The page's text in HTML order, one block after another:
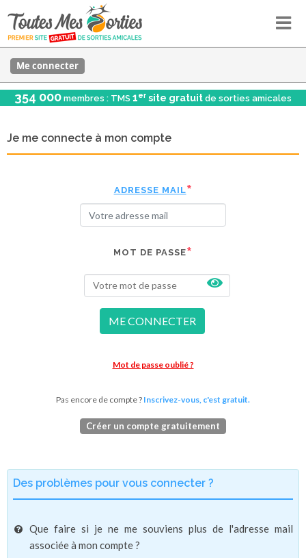
Me connecter
354 000 membres : TMS 1er site gratuit de sorties amicales
Je me connecte à mon compte
ADRESSE MAIL
MOT DE PASSE
ME CONNECTER
Mot de passe oublié ?
Pas encore de compte ? Inscrivez-vous, c'est gratuit.
Créer un compte gratuitement
Des problèmes pour vous connecter ?
Que faire si je ne me souviens plus de l'adresse mail
associée à mon compte ?